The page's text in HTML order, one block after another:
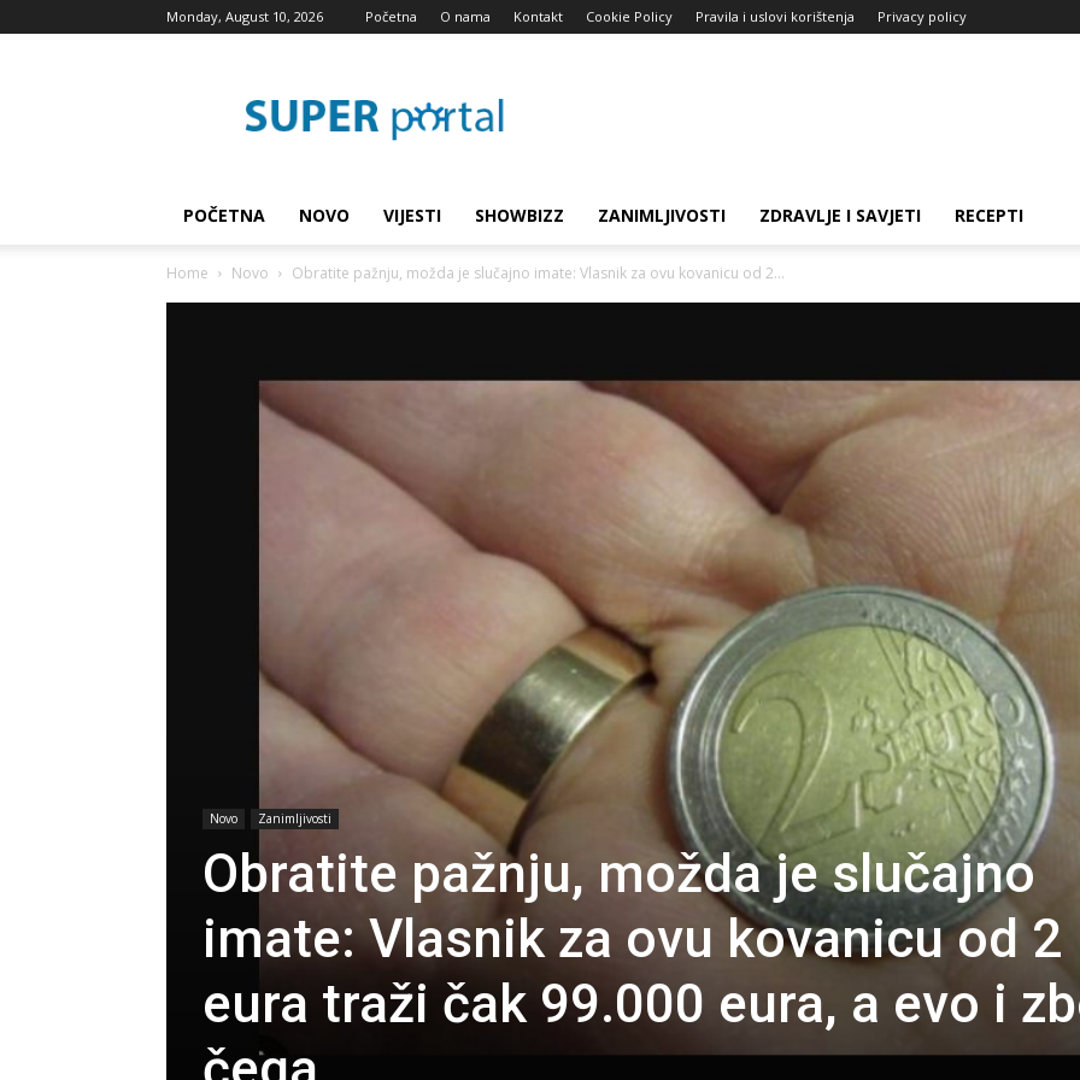
Monday, August 10, 2026 Početna O nama Kontakt Cookie Policy Pravila i uslovi korištenja Privacy policy
blog
POČETNA NOVO VIJESTI SHOWBIZZ ZANIMLJIVOSTI ZDRAVLJE I SAVJETI RECEPTI
Home Novo Obratite pažnju, možda je slučajno imate: Vlasnik za ovu kovanicu od 2...
Novo Zanimljivosti
Obratite pažnju, možda je slučajno
imate: Vlasnik za ovu kovanicu od 2
eura traži čak 99.000 eura, a evo i